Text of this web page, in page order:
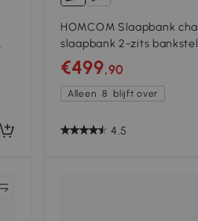
HOMCOM Slaapbank
slaapbank 2-zits
donkergrijs
€499,90
Alleen 8 blijft over
4.5